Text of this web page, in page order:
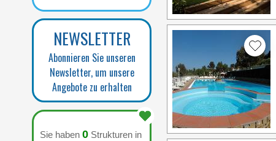
NEWSLETTER
Abonnieren Sie unseren
Newsletter, um unsere
Angebote zu erhalten
Sie haben 0 Strukturen in